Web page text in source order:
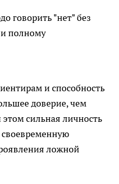
говорить "нет" без
полному
и способность
доверие, чем
сильная личность
своевременную
ложной